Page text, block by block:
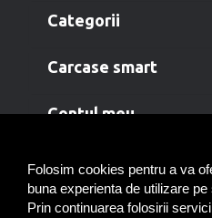
Folosim cookies pentru a va
buna experienta de utilizare
Prin continuarea folosirii
categorii
carcase smart
contul meu